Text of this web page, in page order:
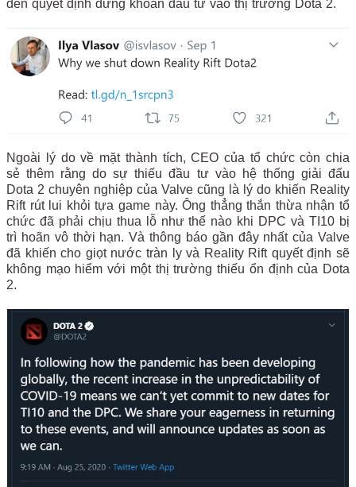
đến quyết định dừng khoản đầu tư vào thị trường Dota 2.
Ngoài lý do về mặt thành tích, CEO của tổ chức còn chia
sẻ thêm rằng do sự thiếu đầu tư vào hệ thống giải đấu
Dota 2 chuyên nghiệp của Valve cũng là lý do khiến Reality
Rift rút lui khỏi tựa game này. Ông thẳng thắn thừa nhận tổ
chức đã phải chịu thua lỗ như thế nào khi DPC và TI10 bị
trì hoãn vô thời hạn. Và thông báo gần đây nhất của Valve
đã khiến cho giọt nước tràn ly và Reality Rift quyết định sẽ
không mạo hiểm với một thị trường thiếu ổn định của Dota
2.